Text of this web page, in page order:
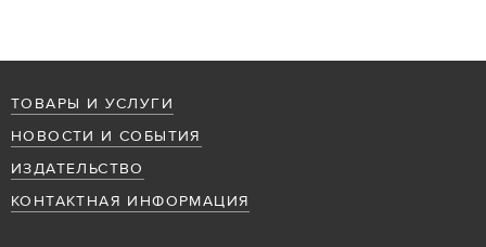
ТОВАРЫ И УСЛУГИ
НОВОСТИ И СОБЫТИЯ
ИЗДАТЕЛЬСТВО
КОНТАКТНАЯ ИНФОРМАЦИЯ